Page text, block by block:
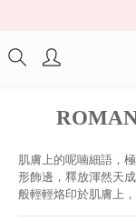
肌膚上的呢喃細語，
形飾邊，釋放渾然天
般輕輕烙印於肌膚上